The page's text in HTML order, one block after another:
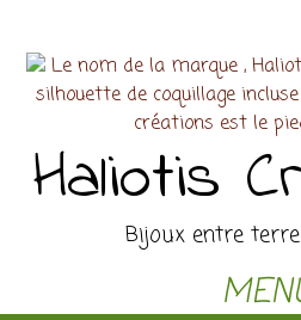
Haliotis
Bijoux entre